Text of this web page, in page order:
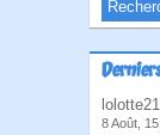
8 Août,